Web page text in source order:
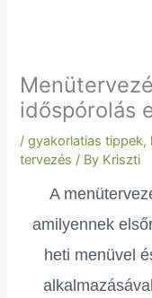
időspórolás
/gyakorlatias tippek,
tervezés / By Kriszti
A
amilyennek
heti menüvel